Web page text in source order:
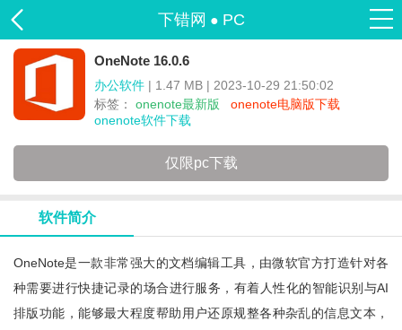
下错网 ● PC
OneNote 16.0.6
办公软件 | 1.47 MB | 2023-10-29 21:50:02
标签： onenote最新版
onenote电脑版下载
onenote软件下载
仅限pc下载
软件简介
OneNote是一款非常强大的文档编辑工具，由微软官方打造针对各
种需要进行快捷记录的场合进行服务，有着人性化的智能识别与AI
排版功能，能够最大程度帮助用户还原规整各种杂乱的信息文本，